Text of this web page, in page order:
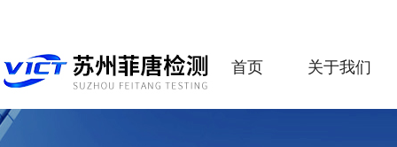
首页 关于我们